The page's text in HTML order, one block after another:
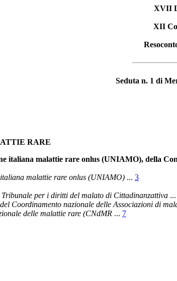
XVII
XII
Seduta n. 1 di
RARE
italiana malattie rare onlus (UNIAMO), della
malattie rare onlus (UNIAMO) ... 3
Tribunale per i diritti del malato di Cittadinanzattiva ...
Coordinamento nazionale delle Associazioni di
delle malattie rare (CNdMR ... 7